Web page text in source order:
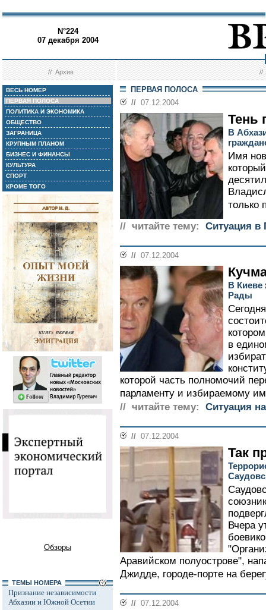
N°224
07 декабря 2004
//Архив //
ВЕСЬ НОМЕР
ПЕРВАЯ ПОЛОСА
ПОЛИТИКА И ЭКОНОМИКА
ОБЩЕСТВО
ЗАГРАНИЦА
КРУПНЫМ ПЛАНОМ
БИЗНЕС И ФИНАНСЫ
КУЛЬТУРА
СПОРТ
КРОМЕ ТОГО
Обзоры
ТЕМЫ НОМЕРА
Признание независимости
Абхазии и Южной Осетии
ПЕРВАЯ ПОЛОСА
// 07.12.2004
Тень
В
Имя
только
// читайте тему:
Ситуация в
// 07.12.2004
В Киеве
Рады
в
которой часть полномочий
парламенту и избираемому
// читайте тему:
Ситуация
// 07.12.2004
Так
Вчера
Аравийском полуострове",
Джидде, городе-порте на
// 07.12.2004